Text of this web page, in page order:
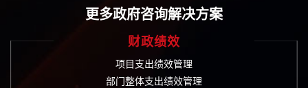
更多政府咨询解决方案
财政绩效
项目支出绩效管理
部门整体支出绩效管理